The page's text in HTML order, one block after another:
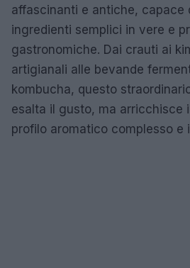
affascinanti e antiche, capace
ingredienti semplici in vere e
gastronomiche. Dai crauti ai
artigianali alle bevande
kombucha, questo
esalta il gusto, ma arricchisce
profilo aromatico complesso e